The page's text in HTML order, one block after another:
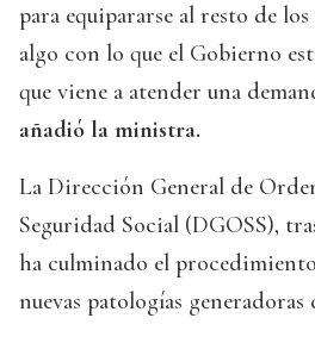
para equipararse al resto de
algo con lo que el Gobierno
que viene a atender una
añadió la ministra.
La Dirección General de
Seguridad Social (DGOSS),
ha culminado el
nuevas patologías generadoras